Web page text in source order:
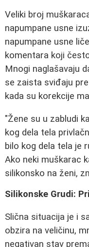
Veliki broj
napumpane usne
napumpane usne
komentara koji
Mnogi naglašavaju
se zaista sviđaju
kada su korekcije
"Žene su u zabludi
kog dela tela
bilo kog dela tela je
Ako neki muškarac
silikonsko na ženi,
Silikonske Grudi:
Slična situacija je i
obzira na veličinu,
negativan stav